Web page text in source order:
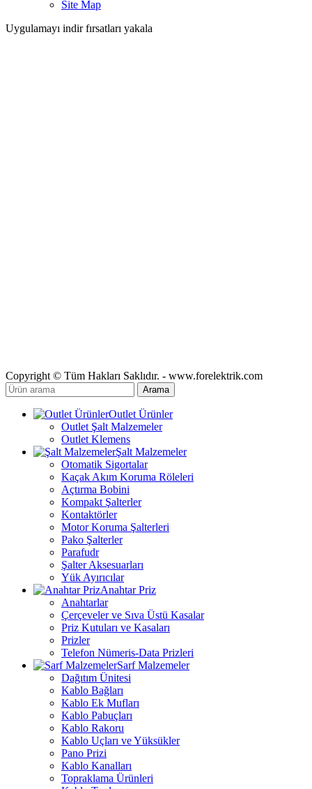
Site Map
Uygulamayı indir fırsatları yakala
Copyright © Tüm Hakları Saklıdır. - www.forelektrik.com
Arama
Outlet Ürünler
Outlet Şalt Malzemeler
Outlet Klemens
Şalt Malzemeler
Otomatik Sigortalar
Kaçak Akım Koruma Röleleri
Açtırma Bobini
Kompakt Şalterler
Kontaktörler
Motor Koruma Şalterleri
Pako Şalterler
Parafudr
Şalter Aksesuarları
Yük Ayırıcılar
Anahtar Priz
Anahtarlar
Çerçeveler ve Sıva Üstü Kasalar
Priz Kutuları ve Kasaları
Prizler
Telefon Nümeris-Data Prizleri
Sarf Malzemeler
Dağıtım Ünitesi
Kablo Bağları
Kablo Ek Mufları
Kablo Pabuçları
Kablo Rakoru
Kablo Uçları ve Yüksükler
Pano Prizi
Kablo Kanalları
Topraklama Ürünleri